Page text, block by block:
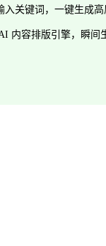
入关键词，一键生成
内容排版引擎，瞬间